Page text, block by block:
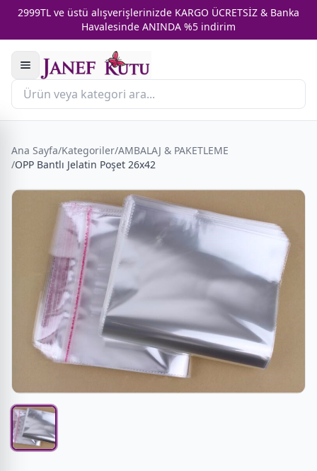
2999TL ve üstü alışverişlerinizde KARGO ÜCRETSİZ & Banka
Havalesinde ANINDA %5 indirim
Ana Sayfa/Kategoriler/AMBALAJ & PAKETLEME
/OPP Bantlı Jelatin Poşet 26x42